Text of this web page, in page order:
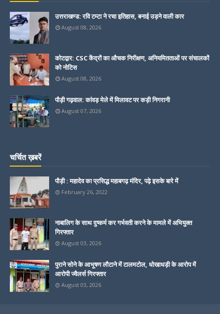
उत्तराखण्ड: रवि टम्टा ने रचा इतिहास, बनाई उड़ने वाली कार
August 08, 2026
कोटद्वार: CSC केंद्रों का औचक निरीक्षण, अनियमितताओं पर संचालकों
को नोटिस
August 08, 2026
पौड़ी गढ़वाल: कांवड़ मेले में मिलावट पर कड़ी निगरानी
August 07, 2026
चर्चित ख़बरें
पौड़ी : महादेव का प्रसिद्ध महाबगढ़ मंदिर, पढ़े इसके बारे में
February 26, 2022
नाबालिग के साथ दुष्कर्म कर गर्भवती करने के मामले में अभियुक्त
गिरफ्तार
August 03, 2026
पुराने सोने के आभूषण लौटाने में टालमटोल, धोखाधड़ी के आरोप में
आरोपी ज्वैलर्स गिरफ्तार
August 03, 2026